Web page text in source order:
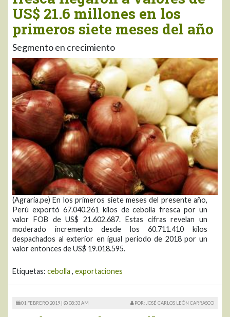
US$ 21.6 millones en los
primeros siete meses del año
Segmento en crecimiento
(Agraria.pe) En los primeros siete meses del presente año,
Perú exportó 67.040.261 kilos de cebolla fresca por un
valor FOB de US$ 21.602.687. Estas cifras revelan un
moderado incremento desde los 60.711.410 kilos
despachados al exterior en igual periodo de 2018 por un
valor entonces de US$ 19.018.595.
Etiquetas: cebolla , exportaciones
01 FEBRERO 2019 | 08:33 AM POR: JOSÉ CARLOS LEÓN CARRASCO